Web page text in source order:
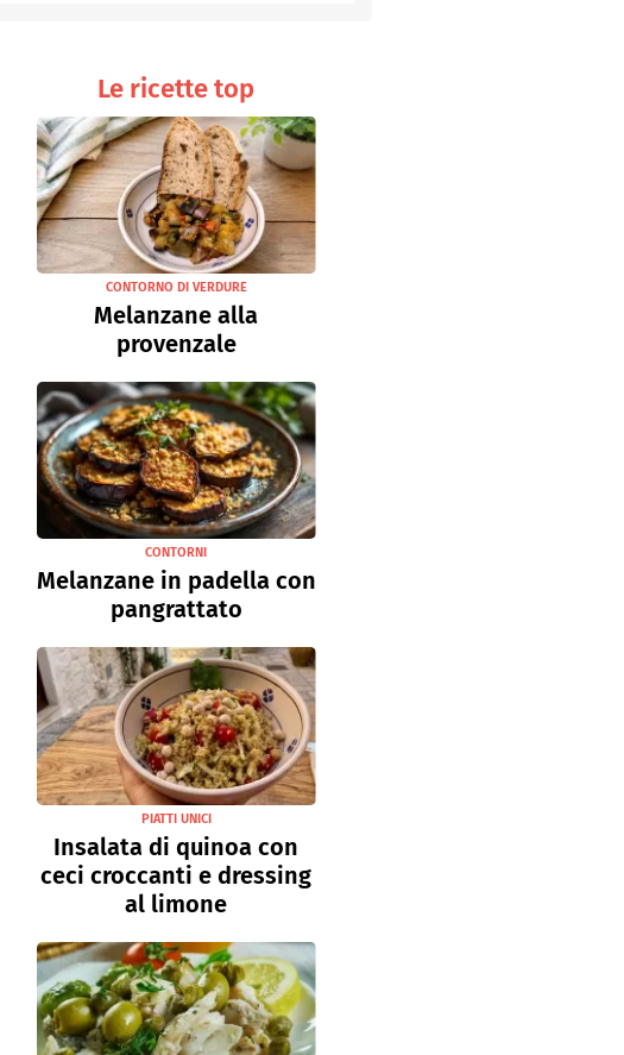
Le ricette top
CONTORNO DI VERDURE
Melanzane alla
provenzale
CONTORNI
Melanzane in padella con
pangrattato
PIATTI UNICI
Insalata di quinoa con
ceci croccanti e dressing
al limone